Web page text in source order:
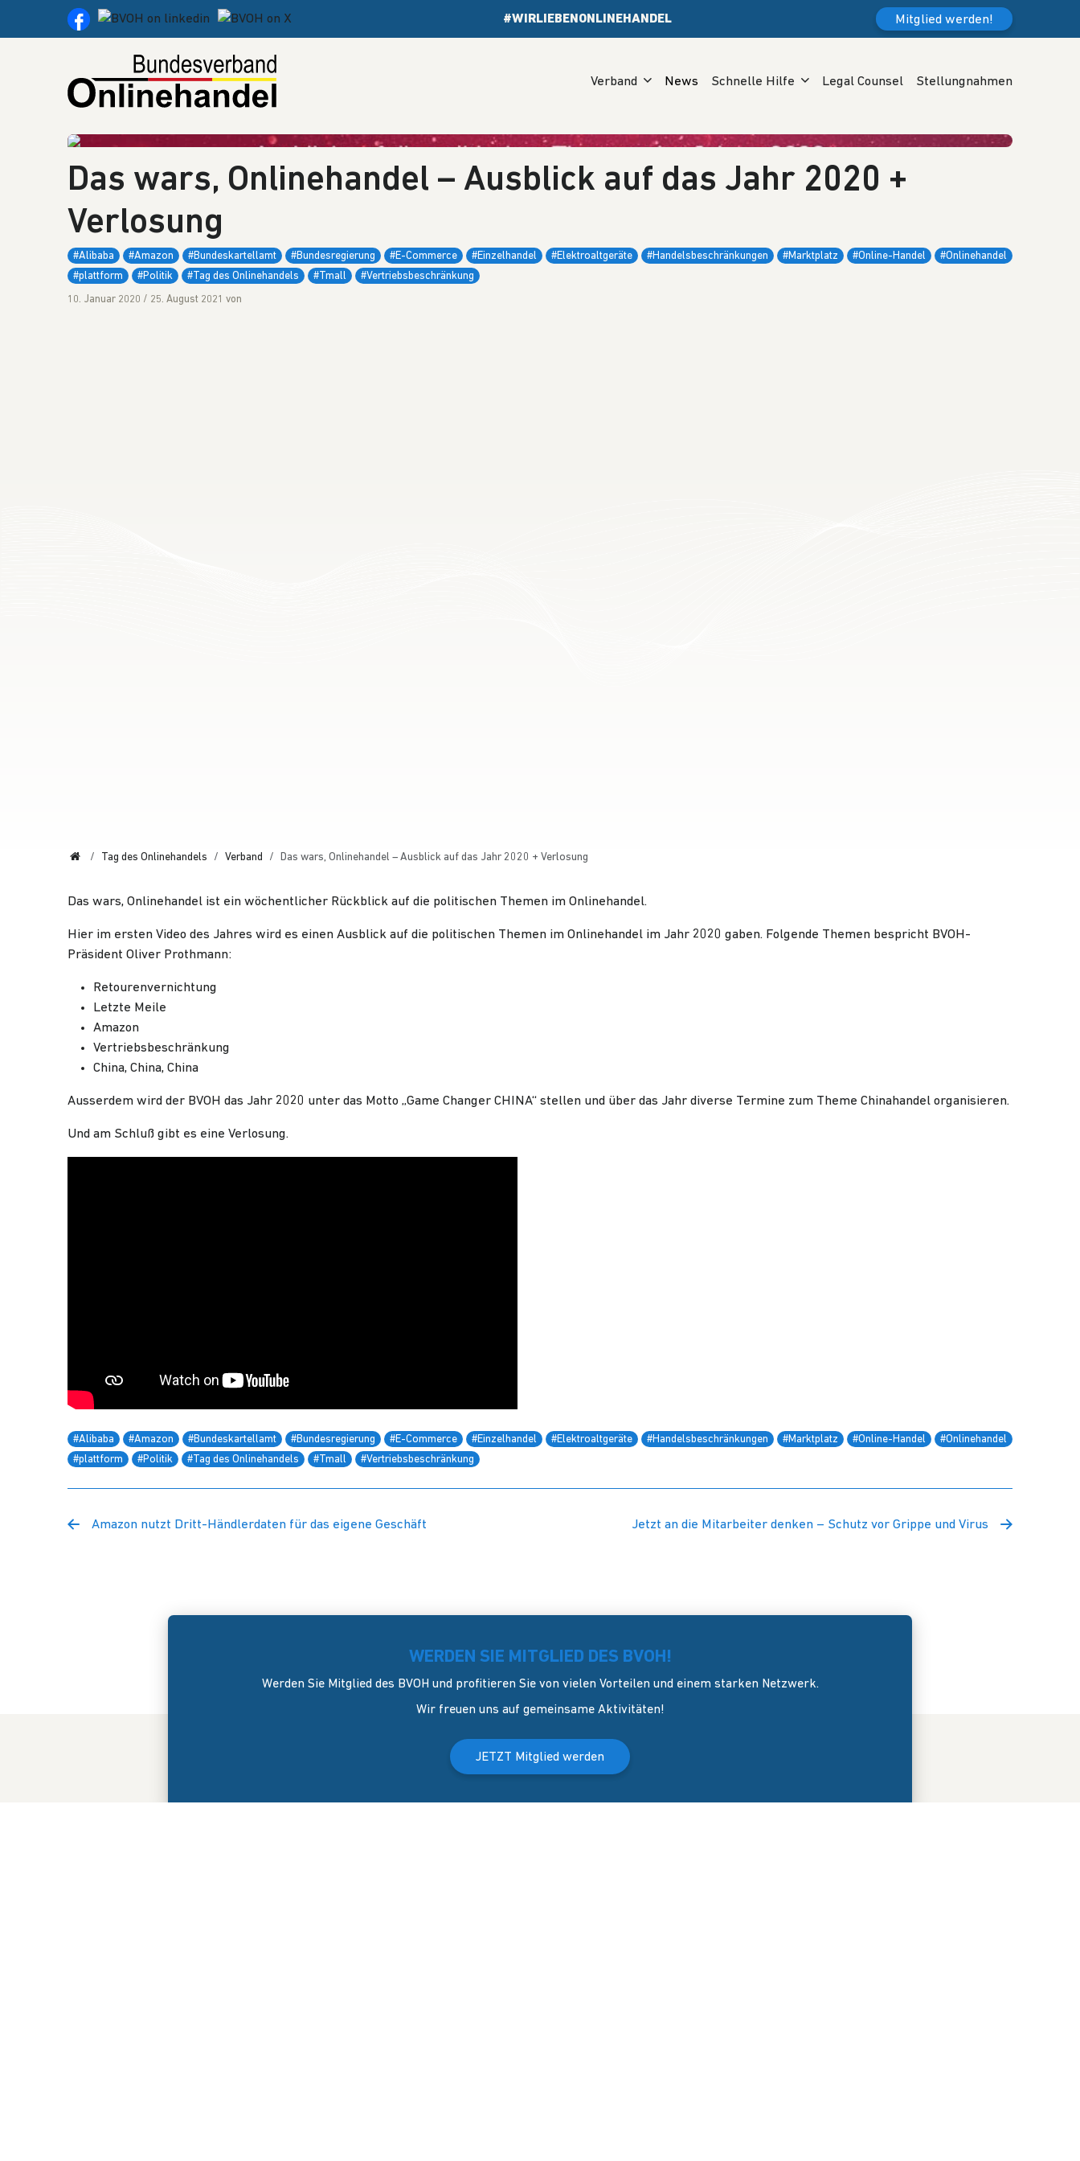
Weiter zum Inhalt
#WIRLIEBENONLINEHANDEL Mitglied werden!
Verband News Schnelle Hilfe Legal Counsel Stellungnahmen
Das wars, Onlinehandel – Ausblick auf das Jahr 2020 +
Verlosung
#Alibaba #Amazon #Bundeskartellamt #Bundesregierung #E-Commerce #Einzelhandel #Elektroaltgeräte #Handelsbeschränkungen #Marktplatz #Online-Handel
#Onlinehandel
#plattform
#Politik #Tag des Onlinehandels #Tmall #Vertriebsbeschränkung
10. Januar 2020 / 25. August 2021 von
StartTag des Onlinehandels Verband Das wars, Onlinehandel – Ausblick auf das Jahr 2020 + Verlosung
Das wars, Onlinehandel ist ein wöchentlicher Rückblick auf die politischen Themen im Onlinehandel.
Hier im ersten Video des Jahres wird es einen Ausblick auf die politischen Themen im Onlinehandel im Jahr 2020 gaben. Folgende Themen bespricht BVOH-
Präsident Oliver Prothmann:
Retourenvernichtung
Letzte Meile
Amazon
Vertriebsbeschränkung
China, China, China
Ausserdem wird der BVOH das Jahr 2020 unter das Motto „Game Changer CHINA“ stellen und über das Jahr diverse Termine zum Theme Chinahandel organisieren.
Und am Schluß gibt es eine Verlosung.
#Alibaba #Amazon #Bundeskartellamt #Bundesregierung #E-Commerce #Einzelhandel #Elektroaltgeräte #Handelsbeschränkungen #Marktplatz #Online-Handel
#Onlinehandel
#plattform
#Politik #Tag des Onlinehandels #Tmall #Vertriebsbeschränkung
Amazon nutzt Dritt-Händlerdaten für das eigene Geschäft Jetzt an die Mitarbeiter denken – Schutz vor Grippe und Virus
WERDEN SIE MITGLIED DES BVOH!
Werden Sie Mitglied des BVOH und profitieren Sie von vielen Vorteilen und einem starken Netzwerk.
Wir freuen uns auf gemeinsame Aktivitäten!
JETZT Mitglied werden